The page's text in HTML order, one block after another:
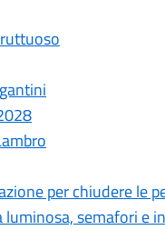
per chiudere le
luminosa, semafori e